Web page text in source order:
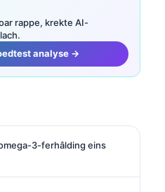
rappe, krekte AI-
analyse →
3-ferhâlding eins